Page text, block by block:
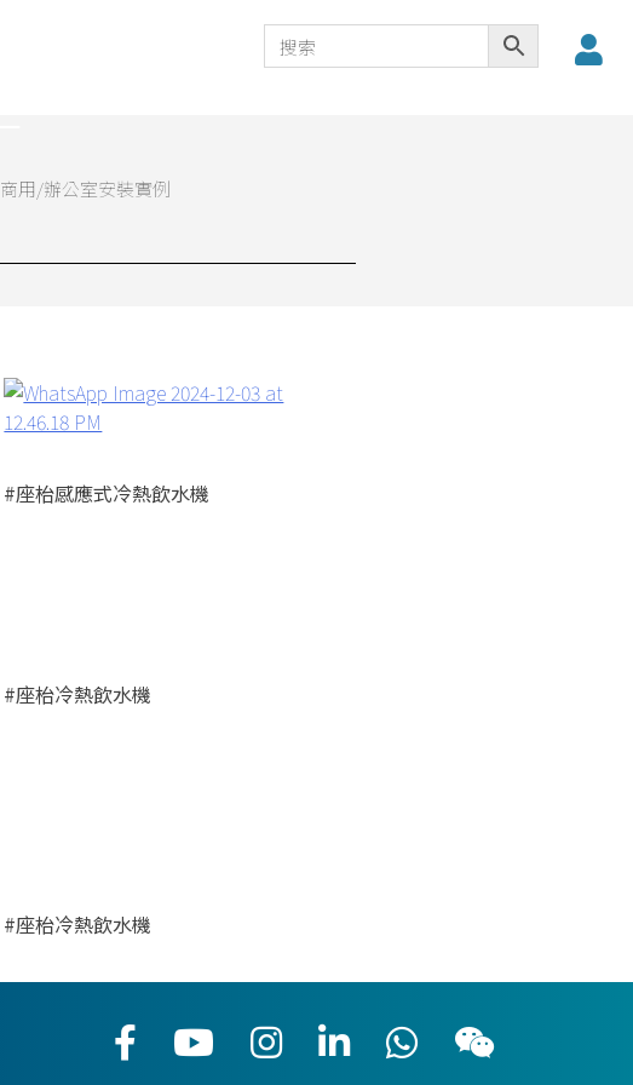
商用/辦公室安裝實例
#座枱感應式冷熱飲水機
#座枱冷熱飲水機
#座枱冷熱飲水機